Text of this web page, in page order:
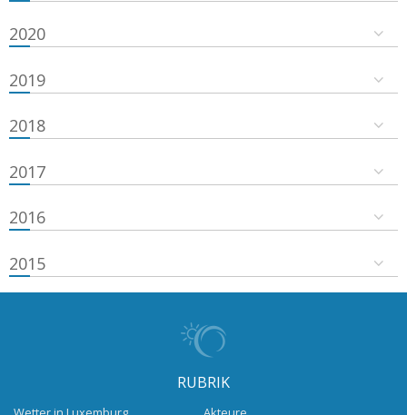
2020
2019
2018
2017
2016
2015
RUBRIK